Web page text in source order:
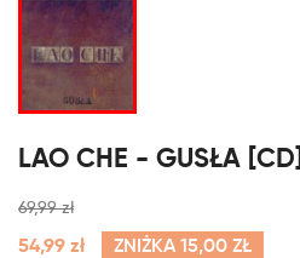
LAO CHE - GUSŁA [CD]
69,99 zł
54,99 zł ZNIŻKA 15,00 ZŁ